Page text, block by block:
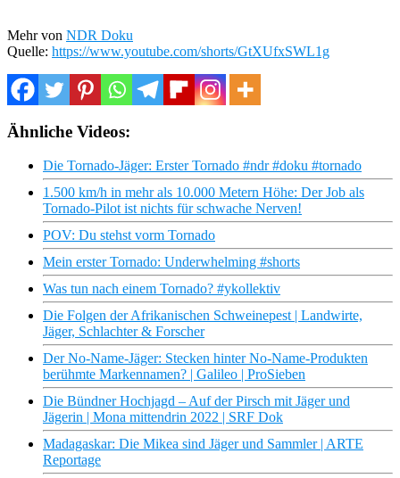
Mehr von NDR Doku
Quelle: https://www.youtube.com/shorts/GtXUfxSWL1g
Ähnliche Videos:
Die Tornado-Jäger: Erster Tornado #ndr #doku #tornado
1.500 km/h in mehr als 10.000 Metern Höhe: Der Job als
Tornado-Pilot ist nichts für schwache Nerven!
POV: Du stehst vorm Tornado
Mein erster Tornado: Underwhelming #shorts
Was tun nach einem Tornado? #ykollektiv
Die Folgen der Afrikanischen Schweinepest | Landwirte,
Jäger, Schlachter & Forscher
Der No-Name-Jäger: Stecken hinter No-Name-Produkten
berühmte Markennamen? | Galileo | ProSieben
Die Bündner Hochjagd – Auf der Pirsch mit Jäger und
Jägerin | Mona mittendrin 2022 | SRF Dok
Madagaskar: Die Mikea sind Jäger und Sammler | ARTE
Reportage